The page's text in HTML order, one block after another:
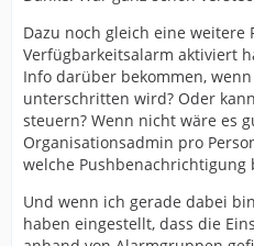
Dazu noch gleich eine weitere
Verfügbarkeitsalarm aktiviert
Info darüber bekommen,
unterschritten wird? Oder
steuern? Wenn nicht wäre es
Organisationsadmin pro
welche Pushbenachrichtigung
Und wenn ich gerade dabei
haben eingestellt, dass die